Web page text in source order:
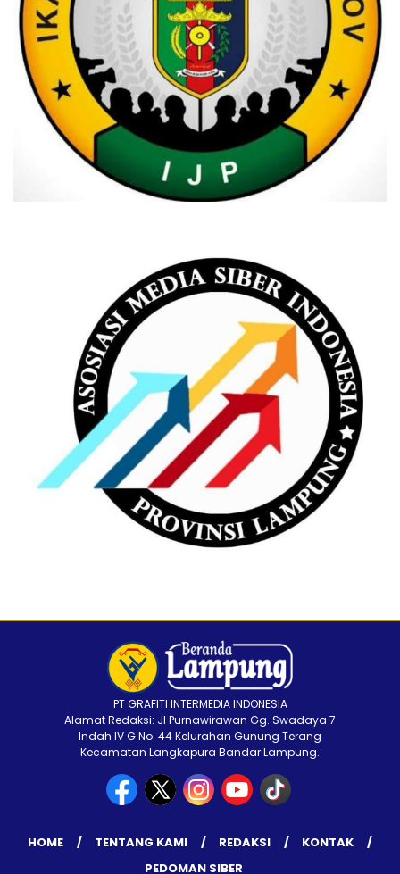
PT GRAFITI INTERMEDIA INDONESIA
Alamat Redaksi: Jl Purnawirawan Gg. Swadaya 7
Indah IV G No. 44 Kelurahan Gunung Terang
Kecamatan Langkapura Bandar Lampung.
HOME TENTANG KAMI REDAKSI
KONTAK
PEDOMAN SIBER